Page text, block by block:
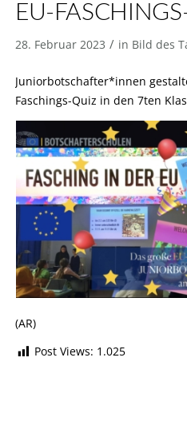
EU-
28. Februar 2023 / in Bild des
Juniorbotschafter*innen
Faschings-Quiz in den 7ten
(AR)
Post Views: 1.025